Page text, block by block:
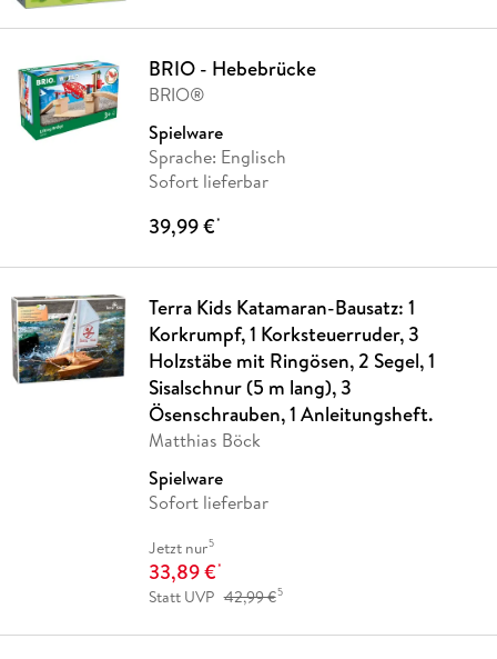
BRIO - Hebebrücke
BRIO®
Spielware
Sprache: Englisch
Sofort lieferbar
39,99 €*
Terra Kids Katamaran-Bausatz: 1
Korkrumpf, 1 Korksteuerruder, 3
Holzstäbe mit Ringösen, 2 Segel, 1
Sisalschnur (5 m lang), 3
Ösenschrauben, 1 Anleitungsheft.
Matthias Böck
Spielware
Sofort lieferbar
Jetzt nur5
33,89 €*
Statt UVP 42,99 €5